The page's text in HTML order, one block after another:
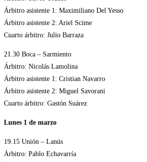
Árbitro asistente 1: Maximiliano Del Yesso
Árbitro asistente 2: Ariel Scime
Cuarto árbitro: Julio Barraza
21.30 Boca – Sarmiento
Árbitro: Nicolás Lamolina
Árbitro asistente 1: Cristian Navarro
Árbitro asistente 2: Miguel Savorani
Cuarto árbitro: Gastón Suárez
Lunes 1 de marzo
19.15 Unión – Lanús
Árbitro: Pablo Echavarría